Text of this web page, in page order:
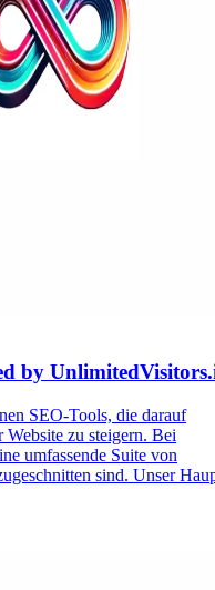
by
SEO-Tools, die darauf
zu steigern. Bei
umfassende Suite von
sind. Unser